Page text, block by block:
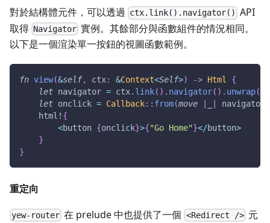
對於結構體元件，可以透過 ctx.link().navigator() API
取得 Navigator 實例。其餘部分與函數組件的情況相同。
以下是一個渲染單一按鈕的視圖函數範例。
fn view(&self, ctx: &Context<Self>) -> Html
{
let navigator = ctx. link( ) . navigator( ) . unwrap(
let onclick = Callback:: from(move navigator
html! {
<button {onclick}>{"Go Home"}</button>
}
}
重定向
yew-router 在 prelude 中也提供了一個 <Redirect />元